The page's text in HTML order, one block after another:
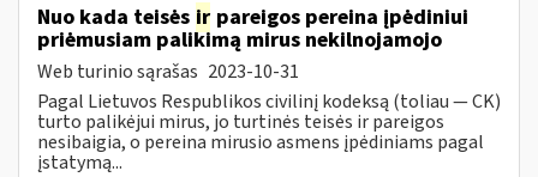
Nuo kada teisės ir pareigos pereina įpėdiniui
priėmusiam palikimą mirus nekilnojamojo
Web turinio sąrašas 2023-10-31
Pagal Lietuvos Respublikos civilinį kodeksą (toliau ― CK)
turto palikėjui mirus, jo turtinės teisės ir pareigos
nesibaigia, o pereina mirusio asmens įpėdiniams pagal
įstatymą...